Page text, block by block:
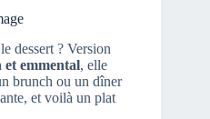
dessert ? Version
et emmental, elle
brunch ou un dîner
et voilà un plat